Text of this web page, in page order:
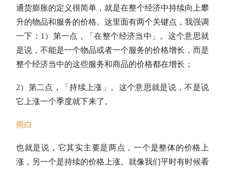
通货膨胀的定义很简单，就是在整个经济中持续向上攀
升的物品和服务的价格。这里面有两个关键点，我强调
一下：1）第一点，「在整个经济当中 」。这个意思就
是说，不能是一个物品或者一个服务的价格增长，而是
整个经济当中的这些服务和商品的价格都在增长；
2）第二点，「持续上涨 」。这个意思就是说，不是说
它上涨一个季度就下来了。
雨白
也就是说，它其实主要是两点，一个是整体的价格上
涨，另一个是持续的价格上涨。就像我们平时有时候看